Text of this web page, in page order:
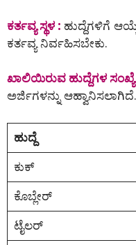
ಕರ್ತವ್ಯ ಸ್ಥಳ : ಹುದ್ದೆಗಳಿಗೆ
ಕರ್ತವ್ಯ ನಿರ್ವಹಿಸಬೇಕು.
ಖಾಲಿಯಿರುವ ಹುದ್ದೆಗಳ ಸಂಖ್ಯೆ
ಅರ್ಜಿಗಳನ್ನು ಆಹ್ವಾನಿಸಲಾಗಿದೆ.
ಹುದ್ದೆ
ಕುಕ್
ಕೊಬ್ಲೇರ್
ಟೈಲರ್